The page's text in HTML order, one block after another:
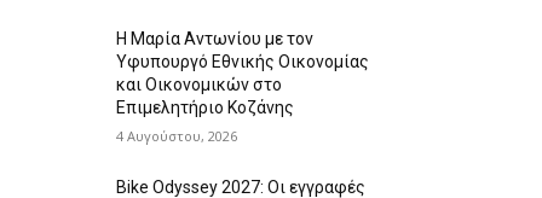
Η Μαρία Αντωνίου με τον
Υφυπουργό Εθνικής Οικονομίας
και Οικονομικών στο
Επιμελητήριο Κοζάνης
4 Αυγούστου, 2026
Bike Odyssey 2027: Οι εγγραφές